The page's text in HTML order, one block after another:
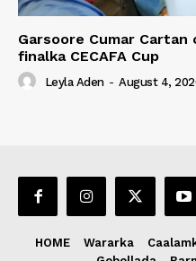
Garsoore Cumar
finalka CECAFA Cup
Leyla Aden - August 4,
HOME Wararka